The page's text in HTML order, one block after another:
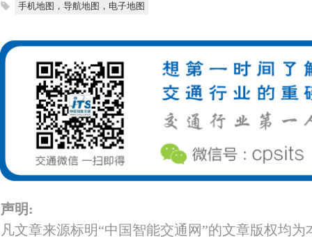
手机地图，导航地图，电子地图
声明:
凡文章来源标明“中国智能交通网”的文章版权均